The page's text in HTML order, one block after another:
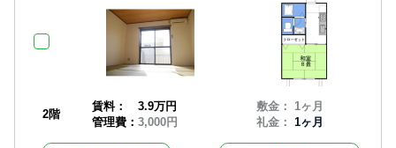
2階
賃料：
3.9万円
管理費： 3,000円
敷金： 1ヶ月
礼金：1ヶ月